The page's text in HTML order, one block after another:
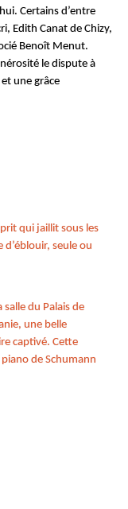
Certains d’entre
Edith Canat de Chizy,
Benoît Menut.
le dispute à
une grâce
qui jaillit sous les
d’éblouir, seule ou
du Palais de
une belle
captivé. Cette
de Schumann